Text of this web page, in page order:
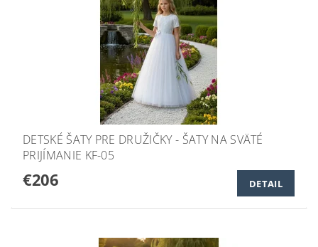
DETSKÉ ŠATY PRE DRUŽIČKY - ŠATY NA SVÄTÉ
PRIJÍMANIE KF-05
€206 DETAIL